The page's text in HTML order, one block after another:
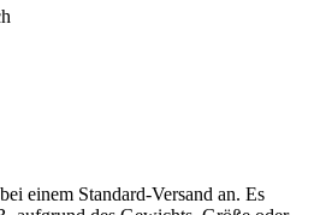
einem Standard-Versand an. Es